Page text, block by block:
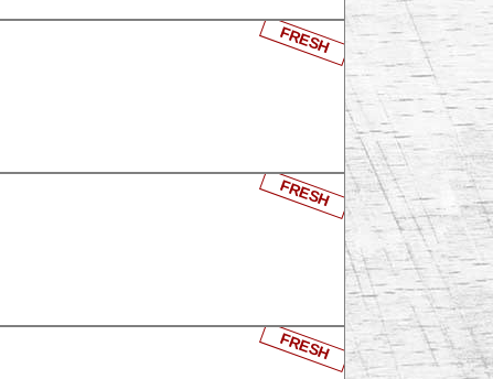
FRESH
FRESH
FRESH